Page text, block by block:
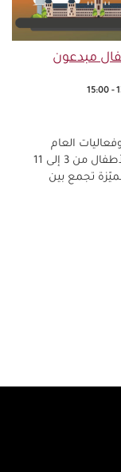
-
15:00
العام
الثقافي “قطر - كندا - المكسيك 2026”، ندعو الأطفال من 3 إلى 11
تجمع بين